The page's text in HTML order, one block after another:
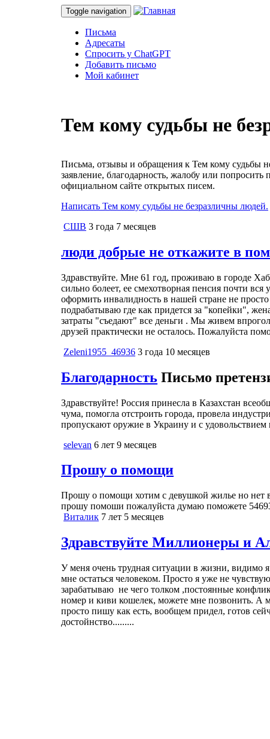
Toggle navigation
Письма
Адресаты
Спросить у ChatGPT
Добавить письмо
Мой кабинет
Тем кому судьбы не
Письма, отзывы и обращения к Тем кому судьбы
заявление, благодарность, жалобу или
официальном сайте открытых писем.
Написать Тем кому судьбы не безразличны людей.
СШВ 3 года 7 месяцев
люди добрые не откажите в
Здравствуйте. Мне 61 год, проживаю в городе
сильно болеет, ее смехотворная пенсия почти
оформить инвалидность в нашей стране не
подрабатываю где как придется за "копейки",
затраты "съедают" все деньги . Мы живем
друзей практически не осталось. Пожалуйста
Zeleni1955_46936 3 года 10 месяцев
Благодарность Письмо
Здравствуйте! Россия принесла в Казахстан
чума, помогла отстроить города, провела
пропускают оружие в Украину и с
selevan 6 лет 9 месяцев
Прошу о помощи
Прошу о помощи хотим с девушкой жилье но нет
прошу помоши пожалуйста думаю поможете
Виталик 7 лет 5 месяцев
Здравствуйте Миллионеры и
У меня очень трудная ситуации в жизни, видимо
мне остаться человеком. Просто я уже не
зарабатываю не чего толком ,постоянные
номер и киви кошелек, можете мне позвонить. А
просто пишу как есть, вообщем придел, готов
достойнство.........